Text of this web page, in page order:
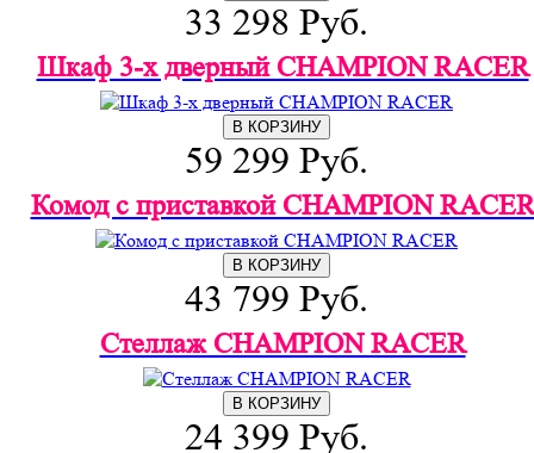
33 298 Руб.
Шкаф 3-х дверный CHAMPION RACER
В КОРЗИНУ
59 299 Руб.
Комод с приставкой CHAMPION RACER
В КОРЗИНУ
43 799 Руб.
Стеллаж CHAMPION RACER
В КОРЗИНУ
24 399 Руб.